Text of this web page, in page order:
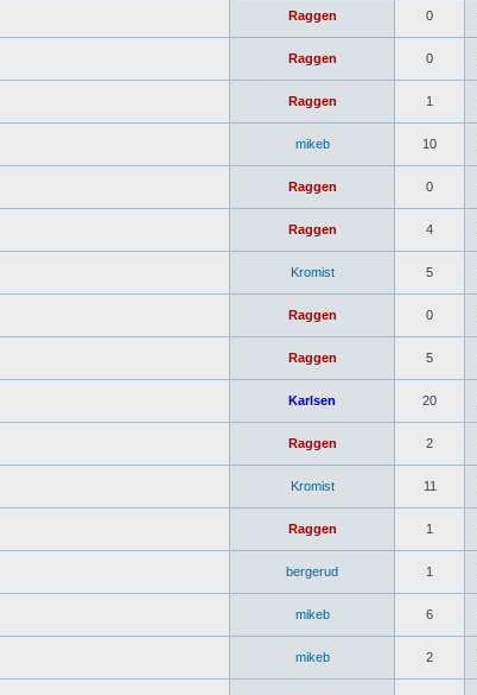
Raggen 0
Raggen 0
Raggen 1
mikeb 10
Raggen 0
Raggen 4
Kromist 5
Raggen 0
Raggen 5
Karlsen 20
Raggen 2
Kromist 11
Raggen 1
bergerud 1
mikeb 6
mikeb 2